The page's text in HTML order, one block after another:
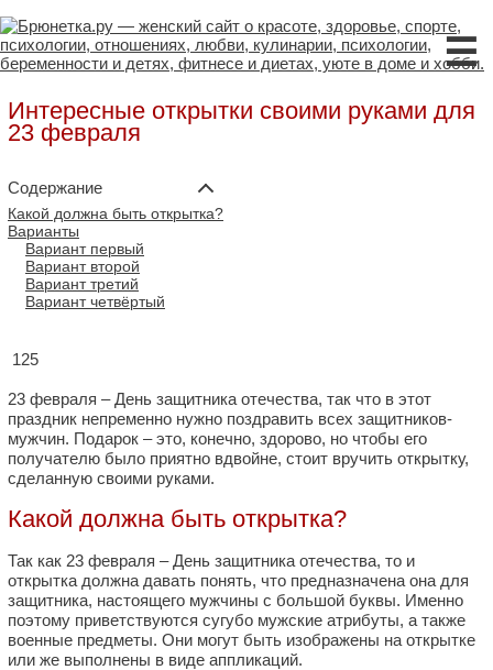
☰
Интересные открытки своими руками для
23 февраля
Содержание
Какой должна быть открытка?
Варианты
Вариант первый
Вариант второй
Вариант третий
Вариант четвёртый
125
23 февраля – День защитника отечества, так что в этот
праздник непременно нужно поздравить всех защитников-
мужчин. Подарок – это, конечно, здорово, но чтобы его
получателю было приятно вдвойне, стоит вручить открытку,
сделанную своими руками.
Какой должна быть открытка?
Так как 23 февраля – День защитника отечества, то и
открытка должна давать понять, что предназначена она для
защитника, настоящего мужчины с большой буквы. Именно
поэтому приветствуются сугубо мужские атрибуты, а также
военные предметы. Они могут быть изображены на открытке
или же выполнены в виде аппликаций.